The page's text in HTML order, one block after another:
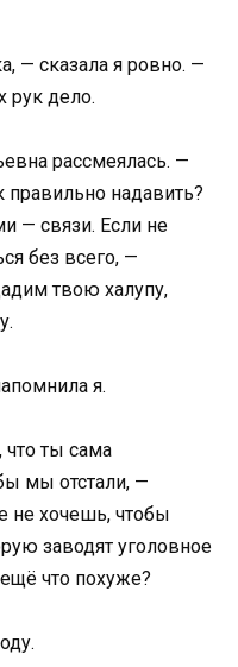
— сказала я ровно. —
рук дело.
рассмеялась. —
надавить?
— связи. Если не
без всего, —
твою халупу,
я.
ты сама
мы отстали, —
не хочешь, чтобы
заводят уголовное
что похуже?